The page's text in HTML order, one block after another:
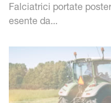
Falciatrici portate
esente da...